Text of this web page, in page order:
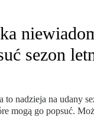
sezon
to nadzieja na udany
mogą go popsuć.